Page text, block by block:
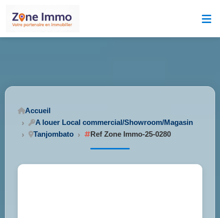
Accueil
A louer Local commercial/Showroom/Magasin
Tanjombato
Ref Zone Immo-25-0280